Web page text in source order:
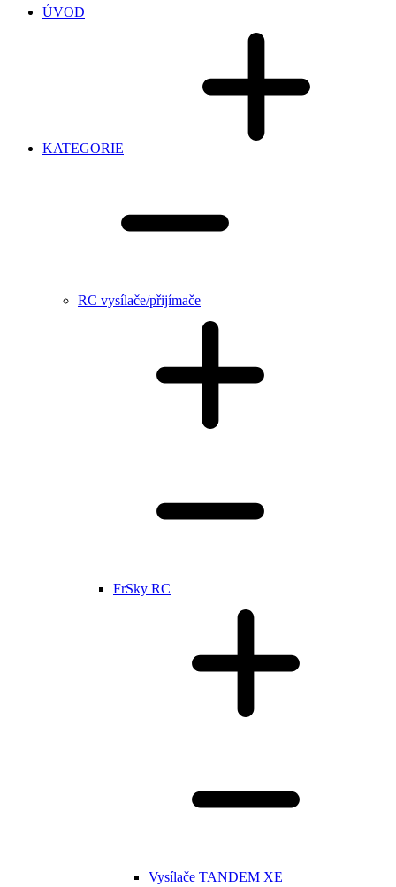
ÚVOD
KATEGORIE
RC vysílače/přijímače
FrSky RC
Vysílače TANDEM XE